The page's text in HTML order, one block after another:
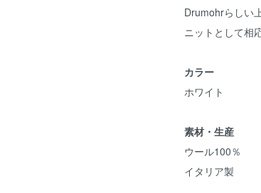
Drumohrらしい
ニットとして相
カラー
ホワイト
素材・生産
ウール100％
イタリア製